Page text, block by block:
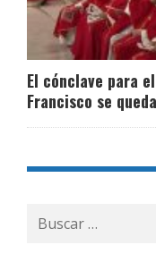
El cónclave para
Francisco se
Buscar
por: